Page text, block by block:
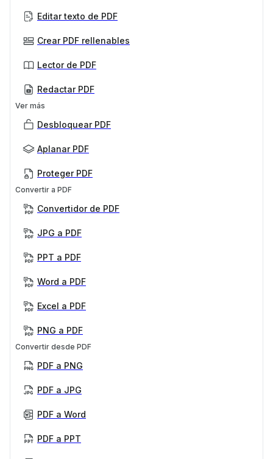
Editar texto de PDF
Crear PDF rellenables
Lector de PDF
Redactar PDF
Ver más
Desbloquear PDF
Aplanar PDF
Proteger PDF
Convertir a PDF
Convertidor de PDF
JPG a PDF
PPT a PDF
Word a PDF
Excel a PDF
PNG a PDF
Convertir desde PDF
PDF a PNG
PDF a JPG
PDF a Word
PDF a PPT